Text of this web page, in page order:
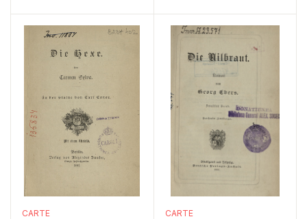
CARTE CARTE